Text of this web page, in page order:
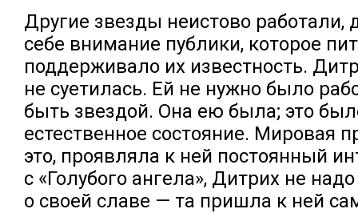
Другие звезды неистово работали,
себе внимание публики, которое
поддерживало их известность.
не суетилась. Ей не нужно было
быть звездой. Она ею была; это
естественное состояние. Мировая
это, проявляла к ней постоянный
с «Голубого ангела», Дитрих не
о своей славе — та пришла к ней